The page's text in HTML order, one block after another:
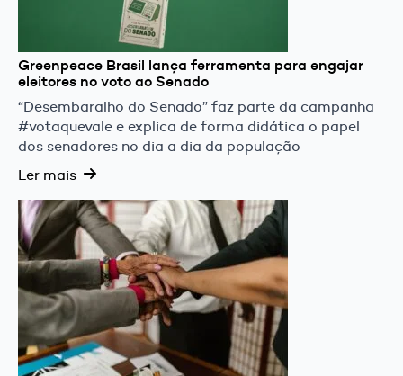
Greenpeace Brasil lança ferramenta para engajar
eleitores no voto ao Senado
“Desembaralho do Senado” faz parte da campanha
#votaquevale e explica de forma didática o papel
dos senadores no dia a dia da população
Ler mais